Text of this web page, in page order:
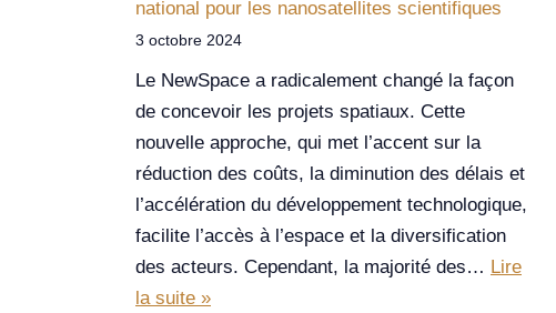
national pour les nanosatellites scientifiques
3 octobre 2024
Le NewSpace a radicalement changé la façon
de concevoir les projets spatiaux. Cette
nouvelle approche, qui met l’accent sur la
réduction des coûts, la diminution des délais et
l’accélération du développement technologique,
facilite l’accès à l’espace et la diversification
des acteurs. Cependant, la majorité des… Lire
la suite »